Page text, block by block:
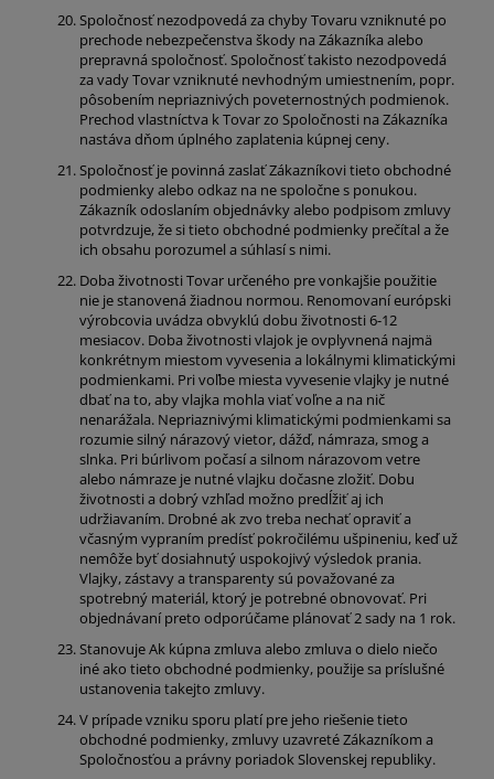
Spoločnosť nezodpovedá za chyby Tovaru vzniknuté po
prechode nebezpečenstva škody na Zákazníka alebo
prepravná spoločnosť. Spoločnosť takisto nezodpovedá
za vady Tovar vzniknuté nevhodným umiestnením, popr.
pôsobením nepriaznivých poveternostných podmienok.
Prechod vlastníctva k Tovar zo Spoločnosti na Zákazníka
nastáva dňom úplného zaplatenia kúpnej ceny.
Spoločnosť je povinná zaslať Zákazníkovi tieto obchodné
podmienky alebo odkaz na ne spoločne s ponukou.
Zákazník odoslaním objednávky alebo podpisom zmluvy
potvrdzuje, že si tieto obchodné podmienky prečítal a že
ich obsahu porozumel a súhlasí s nimi.
Doba životnosti Tovar určeného pre vonkajšie použitie
nie je stanovená žiadnou normou. Renomovaní európski
výrobcovia uvádza obvyklú dobu životnosti 6-12
mesiacov. Doba životnosti vlajok je ovplyvnená najmä
konkrétnym miestom vyvesenia a lokálnymi klimatickými
podmienkami. Pri voľbe miesta vyvesenie vlajky je nutné
dbať na to, aby vlajka mohla viať voľne a na nič
nenarážala. Nepriaznivými klimatickými podmienkami sa
rozumie silný nárazový vietor, dážď, námraza, smog a
slnka. Pri búrlivom počasí a silnom nárazovom vetre
alebo námraze je nutné vlajku dočasne zložiť. Dobu
životnosti a dobrý vzhľad možno predĺžiť aj ich
udržiavaním. Drobné ak zvo treba nechať opraviť a
včasným vypraním predísť pokročilému ušpineniu, keď už
nemôže byť dosiahnutý uspokojivý výsledok prania.
Vlajky, zástavy a transparenty sú považované za
spotrebný materiál, ktorý je potrebné obnovovať. Pri
objednávaní preto odporúčame plánovať 2 sady na 1 rok.
Stanovuje Ak kúpna zmluva alebo zmluva o dielo niečo
iné ako tieto obchodné podmienky, použije sa príslušné
ustanovenia takejto zmluvy.
V prípade vzniku sporu platí pre jeho riešenie tieto
obchodné podmienky, zmluvy uzavreté Zákazníkom a
Spoločnosťou a právny poriadok Slovenskej republiky.